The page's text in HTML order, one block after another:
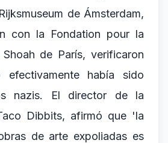
de Ámsterdam,
con la Fondation pour la
de París, verificaron
había sido
nazis. El director de la
Dibbits, afirmó que 'la
de arte expoliadas es